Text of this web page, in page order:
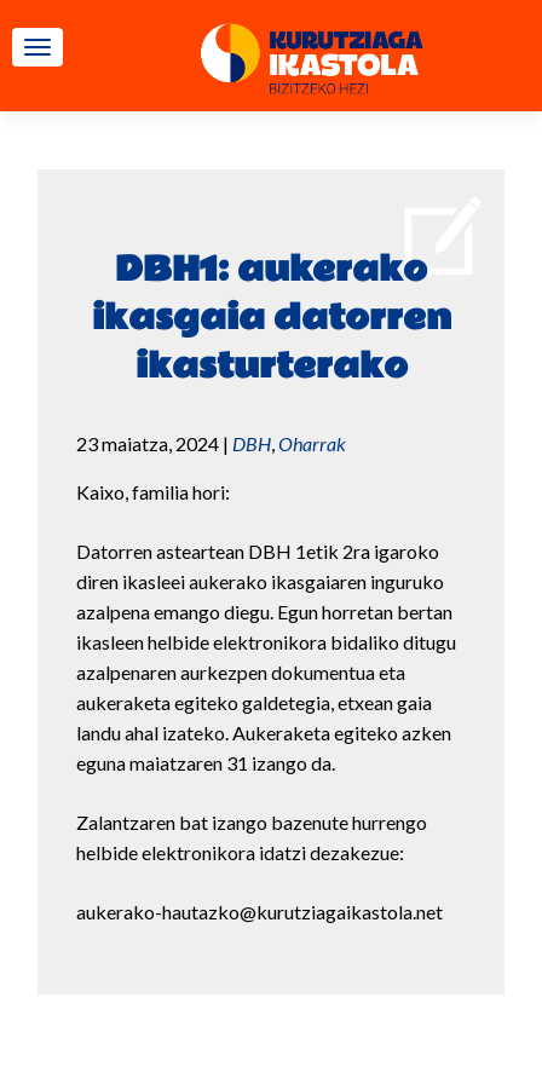
TOGGLE NAVIGATION
DBH1: aukerako
ikasgaia datorren
ikasturterako
23 maiatza, 2024 | DBH,Oharrak
Kaixo, familia hori:
Datorren asteartean DBH 1etik 2ra igaroko
diren ikasleei aukerako ikasgaiaren inguruko
azalpena emango diegu. Egun horretan bertan
ikasleen helbide elektronikora bidaliko ditugu
azalpenaren aurkezpen dokumentua eta
aukeraketa egiteko galdetegia, etxean gaia
landu ahal izateko. Aukeraketa egiteko azken
eguna maiatzaren 31 izango da.
Zalantzaren bat izango bazenute hurrengo
helbide elektronikora idatzi dezakezue:
aukerako-hautazko@kurutziagaikastola.net